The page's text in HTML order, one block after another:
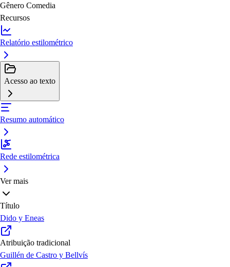
Gênero Comedia
Recursos
Relatório estilométrico
Acesso ao texto
Resumo automático
Rede estilométrica
Ver mais
Título
Dido y Eneas
Atribuição tradicional
Guillén de Castro y Bellvís